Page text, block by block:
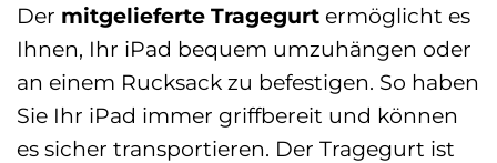
Der mitgelieferte Tragegurt ermöglicht es
Ihnen, Ihr iPad bequem umzuhängen oder
an einem Rucksack zu befestigen. So haben
Sie Ihr iPad immer griffbereit und können
es sicher transportieren. Der Tragegurt ist